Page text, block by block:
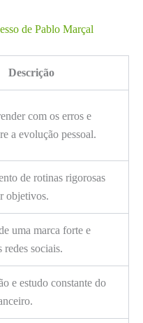
de Pablo Marçal
Descrição
com os erros e
a evolução pessoal.
de rotinas rigorosas
objetivos.
uma marca forte e
redes sociais.
e estudo constante do